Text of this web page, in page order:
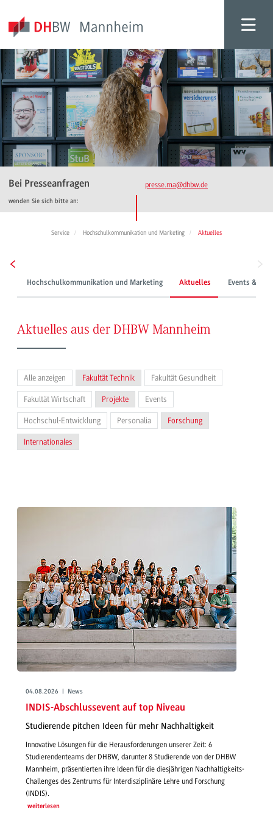
Bei Presseanfragen
wenden Sie sich bitte an:
presse.ma@dhbw.de
Service Hochschulkommunikation und Marketing Aktuelles
Hochschulkommunikation und Marketing Aktuelles Events &
Aktuelles aus der DHBW Mannheim
Alle anzeigen Fakultät Technik Fakultät Gesundheit
Fakultät Wirtschaft Projekte Events
Hochschul-Entwicklung Personalia Forschung
Internationales
04.08.2026 | News
INDIS-Abschlussevent auf top Niveau
Studierende pitchen Ideen für mehr Nachhaltigkeit
Innovative Lösungen für die Herausforderungen unserer Zeit: 6
Studierendenteams der DHBW, darunter 8 Studierende von der DHBW
Mannheim, präsentierten ihre Ideen für die diesjährigen Nachhaltigkeits-
Challenges des Zentrums für Interdisziplinäre Lehre und Forschung
(INDIS).
weiterlesen